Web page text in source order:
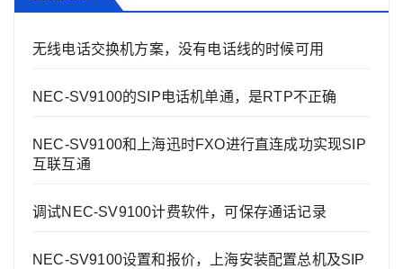
无线电话交换机方案，没有电话线的时候可用
NEC-SV9100的SIP电话机单通，是RTP不正确
NEC-SV9100和上海迅时FXO进行直连成功实现SIP
互联互通
调试NEC-SV9100计费软件，可保存通话记录
NEC-SV9100设置和报价，上海安装配置总机及SIP